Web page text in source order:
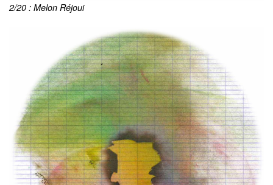
2/20 : Melon Réjoui